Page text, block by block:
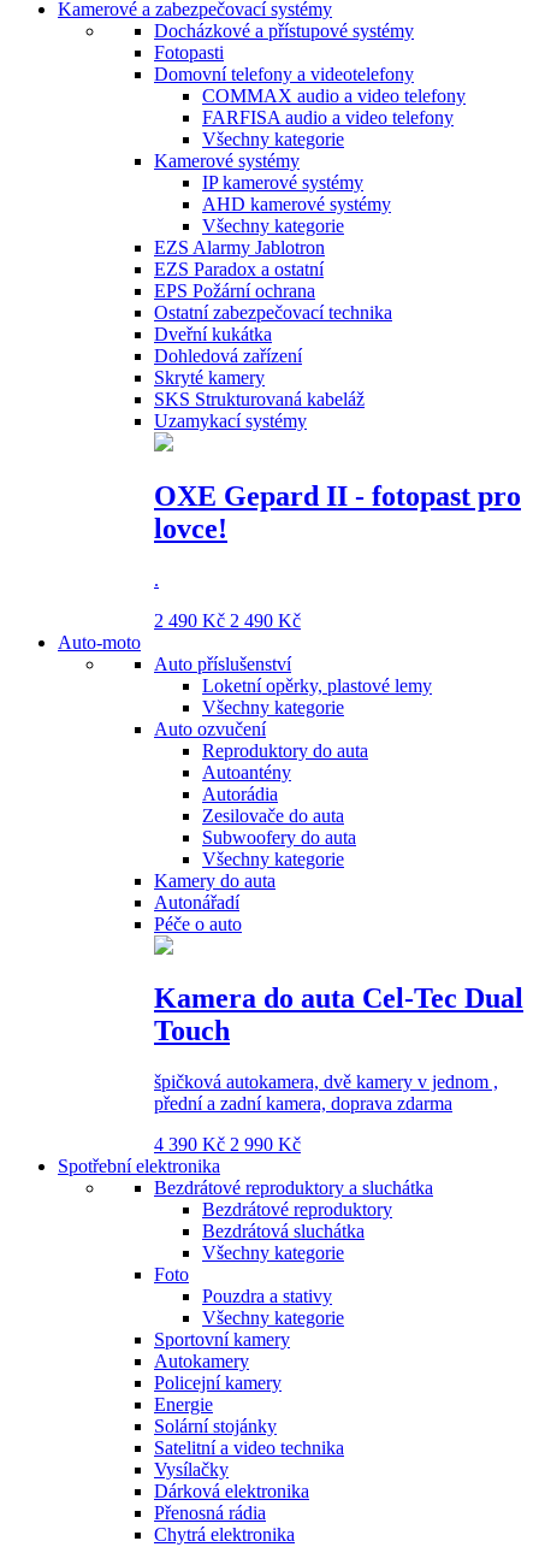
Kamerové a zabezpečovací systémy
Docházkové a přístupové systémy
Fotopasti
Domovní telefony a videotelefony
COMMAX audio a video telefony
FARFISA audio a video telefony
Všechny kategorie
Kamerové systémy
IP kamerové systémy
AHD kamerové systémy
Všechny kategorie
EZS Alarmy Jablotron
EZS Paradox a ostatní
EPS Požární ochrana
Ostatní zabezpečovací technika
Dveřní kukátka
Dohledová zařízení
Skryté kamery
SKS Strukturovaná kabeláž
Uzamykací systémy
OXE Gepard II - fotopast pro
lovce!
.
2 490 Kč 2 490 Kč
Auto-moto
Auto příslušenství
Loketní opěrky, plastové lemy
Všechny kategorie
Auto ozvučení
Reproduktory do auta
Autoantény
Autorádia
Zesilovače do auta
Subwoofery do auta
Všechny kategorie
Kamery do auta
Autonářadí
Péče o auto
Kamera do auta Cel-Tec Dual
Touch
špičková autokamera, dvě kamery v jednom ,
přední a zadní kamera, doprava zdarma
4 390 Kč 2 990 Kč
Spotřební elektronika
Bezdrátové reproduktory a sluchátka
Bezdrátové reproduktory
Bezdrátová sluchátka
Všechny kategorie
Foto
Pouzdra a stativy
Všechny kategorie
Sportovní kamery
Autokamery
Policejní kamery
Energie
Solární stojánky
Satelitní a video technika
Vysílačky
Dárková elektronika
Přenosná rádia
Chytrá elektronika